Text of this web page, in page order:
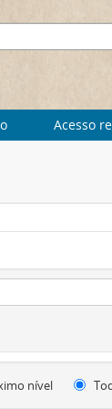
Acesso
nível